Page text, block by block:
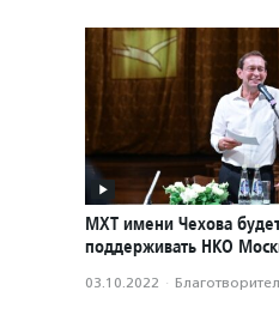
МХТ имени Чехова
поддерживать НКО
03.10.2022 ·